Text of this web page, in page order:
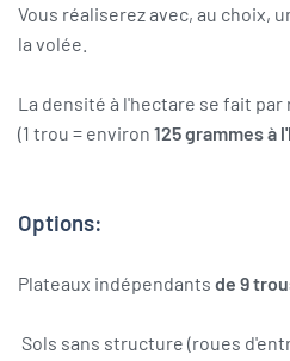
Vous réaliserez avec, au choix,
la volée.
La densité à l'hectare se fait
(1 trou = environ 125 grammes à
Options:
Plateaux indépendants de 9
Sols sans structure (roues